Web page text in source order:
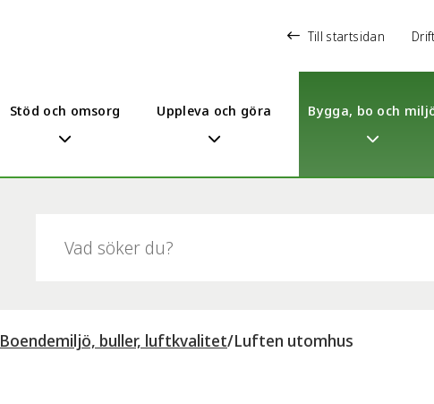
Till startsidan
Stöd och omsorg Uppleva och göra Bygga, bo och
Boendemiljö, buller, luftkvalitet/Luften utomhus